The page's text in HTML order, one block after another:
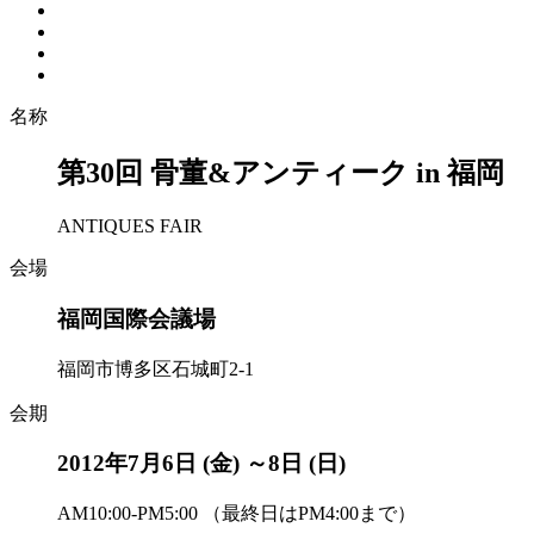
名称
第30回 骨董&アンティーク in 福岡
ANTIQUES FAIR
会場
福岡国際会議場
福岡市博多区石城町2-1
会期
2012年7月6日 (金) ～8日 (日)
AM10:00-PM5:00 （最終日はPM4:00まで）